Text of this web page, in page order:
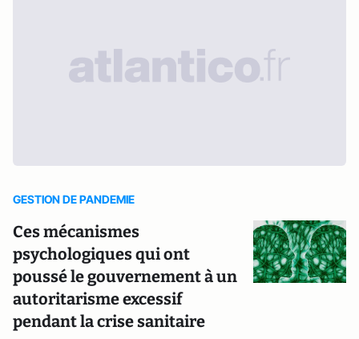
GESTION DE PANDEMIE
Ces mécanismes
psychologiques qui ont
poussé le gouvernement à un
autoritarisme excessif
pendant la crise sanitaire